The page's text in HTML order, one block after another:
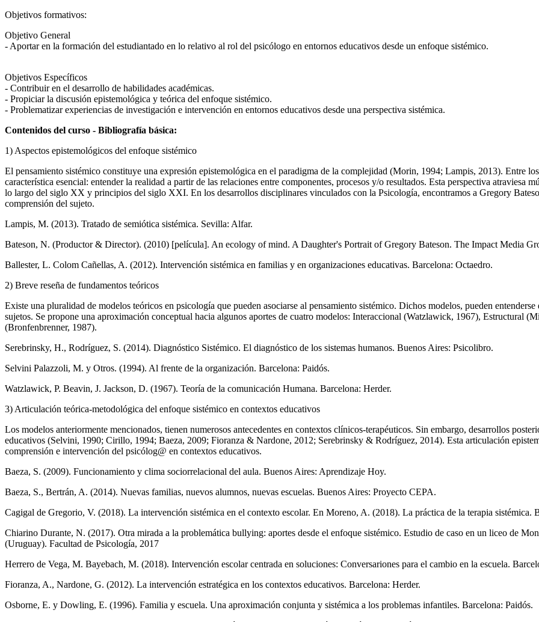
Objetivos formativos:
Objetivo General
- Aportar en la formación del estudiantado en lo relativo al rol del psicólogo en entornos educativos desde un enfoque sistémico.
Objetivos Específicos
- Contribuir en el desarrollo de habilidades académicas.
- Propiciar la discusión epistemológica y teórica del enfoque sistémico.
- Problematizar experiencias de investigación e intervención en entornos educativos desde una perspectiva sistémica.
Contenidos del curso - Bibliografía básica:
1) Aspectos epistemológicos del enfoque sistémico
El pensamiento sistémico constituye una expresión epistemológica en el paradigma de la complejidad (Morin, 1994; Lampis, 2013). Entre
característica esencial: entender la realidad a partir de las relaciones entre componentes, procesos y/o resultados. Esta perspectiva atraviesa
lo largo del siglo XX y principios del siglo XXI. En los desarrollos disciplinares vinculados con la Psicología, encontramos a Gregory
comprensión del sujeto.
Lampis, M. (2013). Tratado de semiótica sistémica. Sevilla: Alfar.
Bateson, N. (Productor & Director). (2010) [película]. An ecology of mind. A Daughter's Portrait of Gregory Bateson. The Impact Media
Ballester, L. Colom Cañellas, A. (2012). Intervención sistémica en familias y en organizaciones educativas. Barcelona: Octaedro.
2) Breve reseña de fundamentos teóricos
Existe una pluralidad de modelos teóricos en psicología que pueden asociarse al pensamiento sistémico. Dichos modelos, pueden
sujetos. Se propone una aproximación conceptual hacia algunos aportes de cuatro modelos: Interaccional (Watzlawick, 1967),
(Bronfenbrenner, 1987).
Serebrinsky, H., Rodríguez, S. (2014). Diagnóstico Sistémico. El diagnóstico de los sistemas humanos. Buenos Aires: Psicolibro.
Selvini Palazzoli, M. y Otros. (1994). Al frente de la organización. Barcelona: Paidós.
Watzlawick, P. Beavin, J. Jackson, D. (1967). Teoría de la comunicación Humana. Barcelona: Herder.
3) Articulación teórica-metodológica del enfoque sistémico en contextos educativos
Los modelos anteriormente mencionados, tienen numerosos antecedentes en contextos clínicos-terapéuticos. Sin embargo, desarrollos
educativos (Selvini, 1990; Cirillo, 1994; Baeza, 2009; Fioranza & Nardone, 2012; Serebrinsky & Rodríguez, 2014). Esta articulación
comprensión e intervención del psicólog@ en contextos educativos.
Baeza, S. (2009). Funcionamiento y clima sociorrelacional del aula. Buenos Aires: Aprendizaje Hoy.
Baeza, S., Bertrán, A. (2014). Nuevas familias, nuevos alumnos, nuevas escuelas. Buenos Aires: Proyecto CEPA.
Cagigal de Gregorio, V. (2018). La intervención sistémica en el contexto escolar. En Moreno, A. (2018). La práctica de la terapia sistémica.
Chiarino Durante, N. (2017). Otra mirada a la problemática bullying: aportes desde el enfoque sistémico. Estudio de caso en un liceo de
(Uruguay). Facultad de Psicología, 2017
Herrero de Vega, M. Bayebach, M. (2018). Intervención escolar centrada en soluciones: Conversariones para el cambio en la escuela.
Fioranza, A., Nardone, G. (2012). La intervención estratégica en los contextos educativos. Barcelona: Herder.
Osborne, E. y Dowling, E. (1996). Familia y escuela. Una aproximación conjunta y sistémica a los problemas infantiles. Barcelona: Paidós.